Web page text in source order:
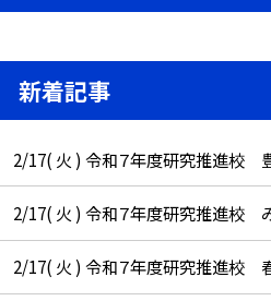
新着記事
2/17( 火 ) 令和７年度研究推進校
2/17( 火 ) 令和７年度研究推進校
2/17( 火 ) 令和７年度研究推進校